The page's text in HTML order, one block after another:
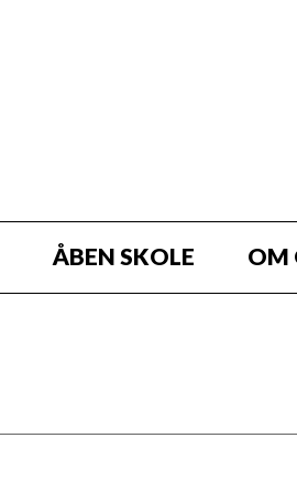
ÅBEN SKOLE OM